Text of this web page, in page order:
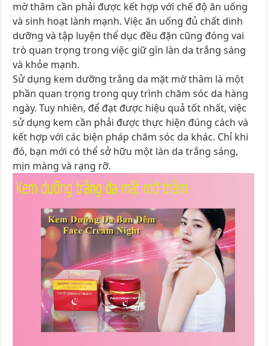
mờ thâm cần phải được kết hợp với chế độ ăn uống
và sinh hoạt lành mạnh. Việc ăn uống đủ chất dinh
dưỡng và tập luyện thể dục đều đặn cũng đóng vai
trò quan trọng trong việc giữ gìn làn da trắng sáng
và khỏe mạnh.
Sử dụng kem dưỡng trắng da mặt mờ thâm là một
phần quan trọng trong quy trình chăm sóc da hàng
ngày. Tuy nhiên, để đạt được hiệu quả tốt nhất, việc
sử dụng kem cần phải được thực hiện đúng cách và
kết hợp với các biện pháp chăm sóc da khác. Chỉ khi
đó, bạn mới có thể sở hữu một làn da trắng sáng,
mịn màng và rạng rỡ.